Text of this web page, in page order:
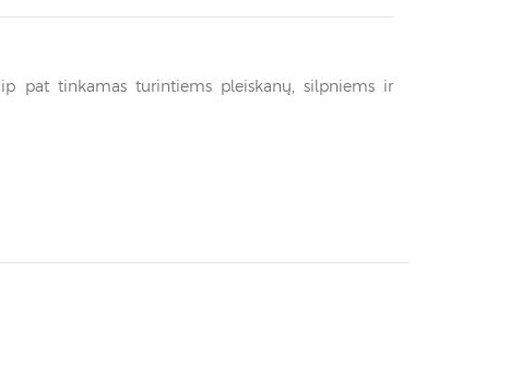
pat tinkamas turintiems pleiskanų, silpniems ir